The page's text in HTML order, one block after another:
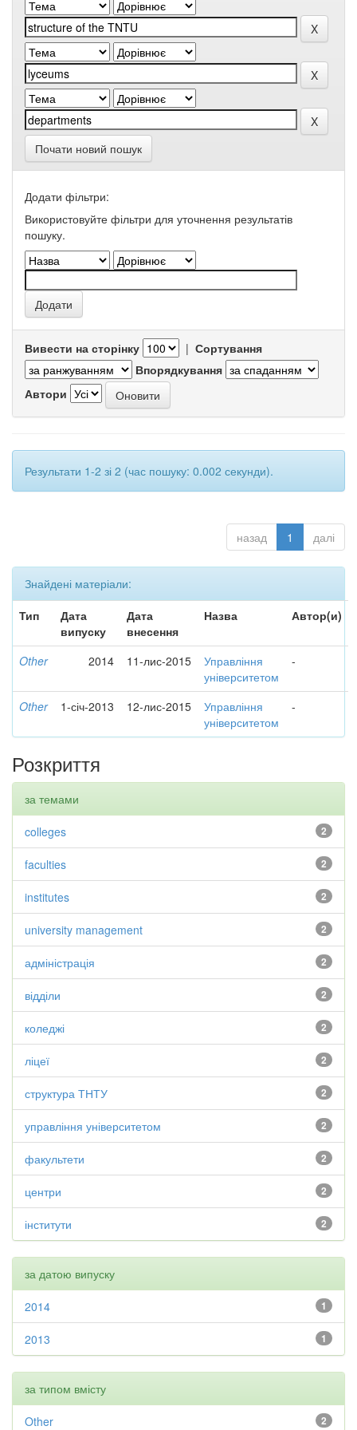
Почати новий пошук
Додати фільтри:
Використовуйте фільтри для уточнення результатів
пошуку.
Вивести на сторінку | Сортування
Впорядкування
Автори
Результати 1-2 зі 2 (час пошуку: 0.002 секунди).
назад 1 далі
Знайдені матеріали:
Тип
Дата
випуску
Дата
внесення
Назва Автор(и)
Other 2014 11-лис-2015
Управління
університетом
-
Other 1-січ-2013 12-лис-2015
Управління
університетом
-
Розкриття
за темами
2
colleges
2
faculties
2
institutes
2
university management
2
адміністрація
2
відділи
2
коледжі
2
ліцеї
2
структура ТНТУ
2
управління університетом
2
факультети
2
центри
2
інститути
за датою випуску
1
2014
1
2013
за типом вмісту
2
Other